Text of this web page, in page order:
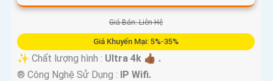
Giá Bán: Liên Hệ
Giá Khuyến Mại: 5%-35%
✨ Chất lượng hình : Ultra 4k 👍🏾 .
®️ Công Nghệ Sử Dụng : IP Wifi.